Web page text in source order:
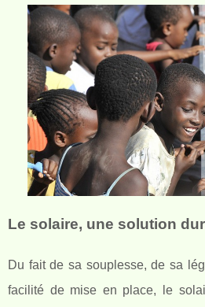
Le solaire, une solution
Du fait de sa souplesse, de sa
facilité de mise en place, le